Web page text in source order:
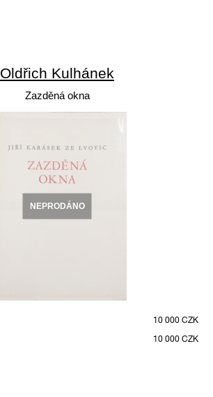
Oldřich Kulhánek
Zazděná okna
NEPRODÁNO
10 000 CZK
10 000 CZK